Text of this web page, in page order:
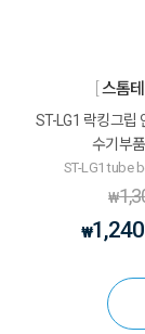
스톰
ST-LG1 락킹그립
수기부
ST-LG1 tube
₩
₩1,240